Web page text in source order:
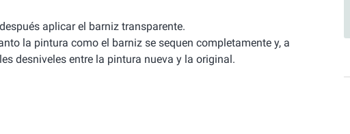
aplicar el barniz transparente.
la pintura como el barniz se sequen completamente y, a
desniveles entre la pintura nueva y la original.